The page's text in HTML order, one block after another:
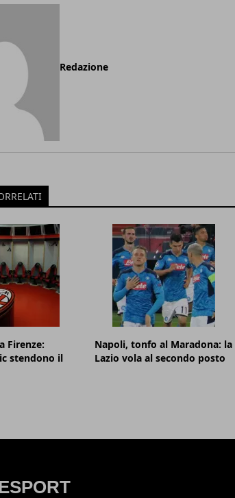
Redazione
Firenze:
stendono il
Napoli, tonfo al Maradona: la
Lazio vola al secondo posto